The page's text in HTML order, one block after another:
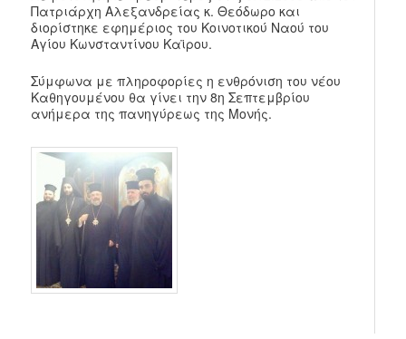
Πατριάρχη Αλεξανδρείας κ. Θεόδωρο και
διορίστηκε εφημέριος του Κοινοτικού Ναού του
Αγίου Κωνσταντίνου Καϊρου.
Σύμφωνα με πληροφορίες η ενθρόνιση του νέου
Καθηγουμένου θα γίνει την 8η Σεπτεμβρίου
ανήμερα της πανηγύρεως της Μονής.